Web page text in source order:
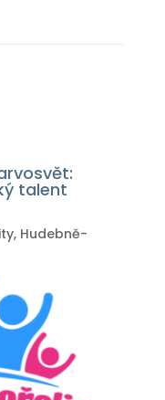
talent
, Hudebně-